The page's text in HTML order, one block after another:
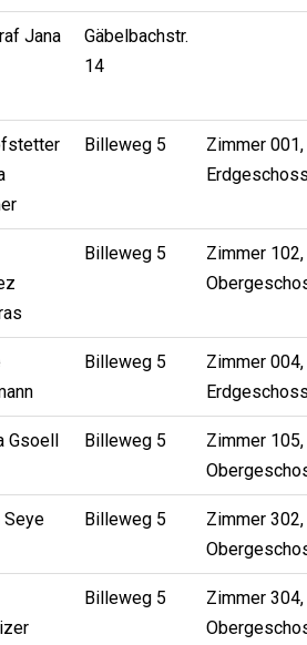
Jana
Gäbelbachstr.
14
Billeweg 5
Zimmer 001,
Billeweg 5
Zimmer 102,
Billeweg 5
Zimmer 004,
Gsoell Billeweg 5
Zimmer 105,
Seye Billeweg 5
Zimmer 302,
Billeweg 5
Zimmer 304,